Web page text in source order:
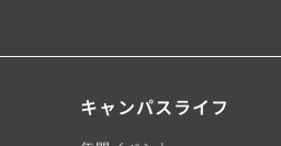
キャンパスライフ